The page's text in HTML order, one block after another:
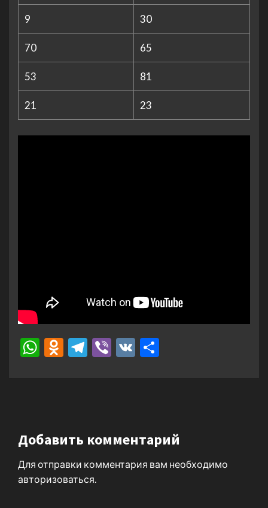
9 30
70 65
53 81
21 23
WhatsApp
Odnoklassniki
Telegram
Viber
VK
Добавить комментарий
Для отправки комментария вам необходимо
авторизоваться